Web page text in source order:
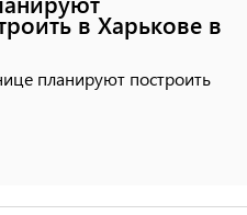
в Харькове в
планируют построить